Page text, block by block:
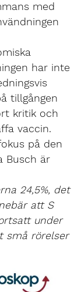
med
har inte
tillgången
kritik och
vaccin.
på den
Busch är
24,5%, det
att S
under
små rörelser